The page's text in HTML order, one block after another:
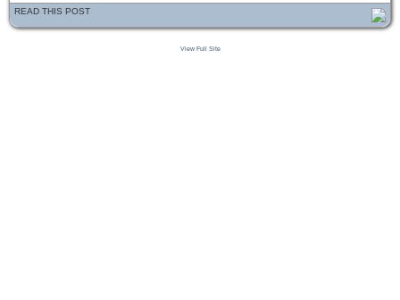
READ THIS POST
View Full Site